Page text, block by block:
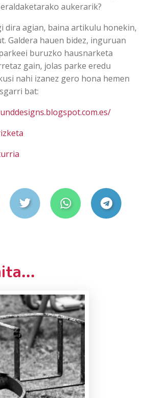
aukerarik?
dira agian, baina artikulu honekin,
Galdera hauen bidez, inguruan
buruzko hausnarketa
gain, jolas parke eredu
nahi izanez gero hona hemen
bat: